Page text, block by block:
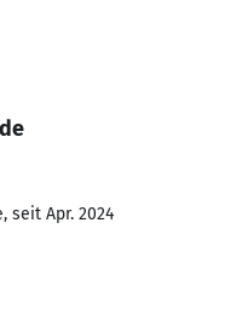
seit Apr. 2024